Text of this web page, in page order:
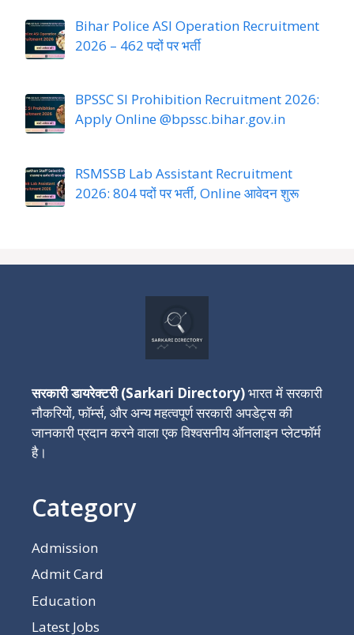
Bihar Police ASI Operation Recruitment
2026 – 462 पदों पर भर्ती
BPSSC SI Prohibition Recruitment 2026:
Apply Online @bpssc.bihar.gov.in
RSMSSB Lab Assistant Recruitment
2026: 804 पदों पर भर्ती, Online आवेदन शुरू
सरकारी डायरेक्टरी (Sarkari Directory)भारत में सरकारी
नौकरियों, फॉर्म्स, और अन्य महत्वपूर्ण सरकारी अपडेट्स की
जानकारी प्रदान करने वाला एक विश्वसनीय ऑनलाइन प्लेटफॉर्म
है।
Category
Admission
Admit Card
Education
Latest Jobs